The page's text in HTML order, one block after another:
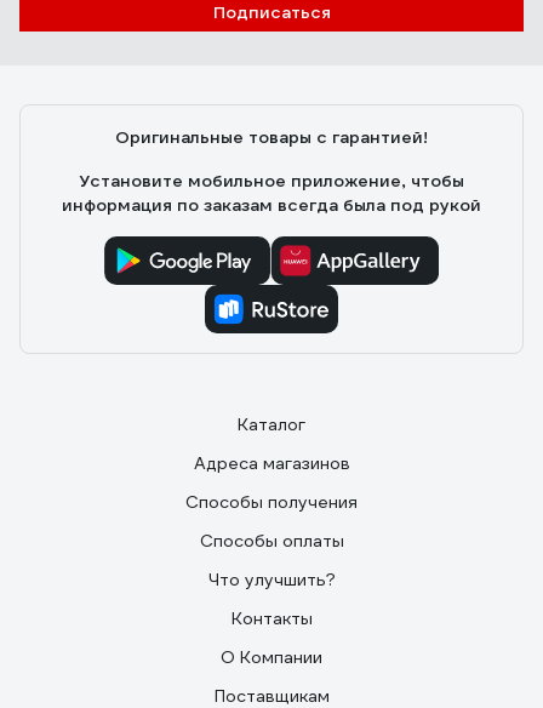
Подписаться
Оригинальные товары с гарантией!
Установите мобильное приложение, чтобы
информация по заказам всегда была под рукой
Каталог
Адреса магазинов
Способы получения
Способы оплаты
Что улучшить?
Контакты
О Компании
Поставщикам